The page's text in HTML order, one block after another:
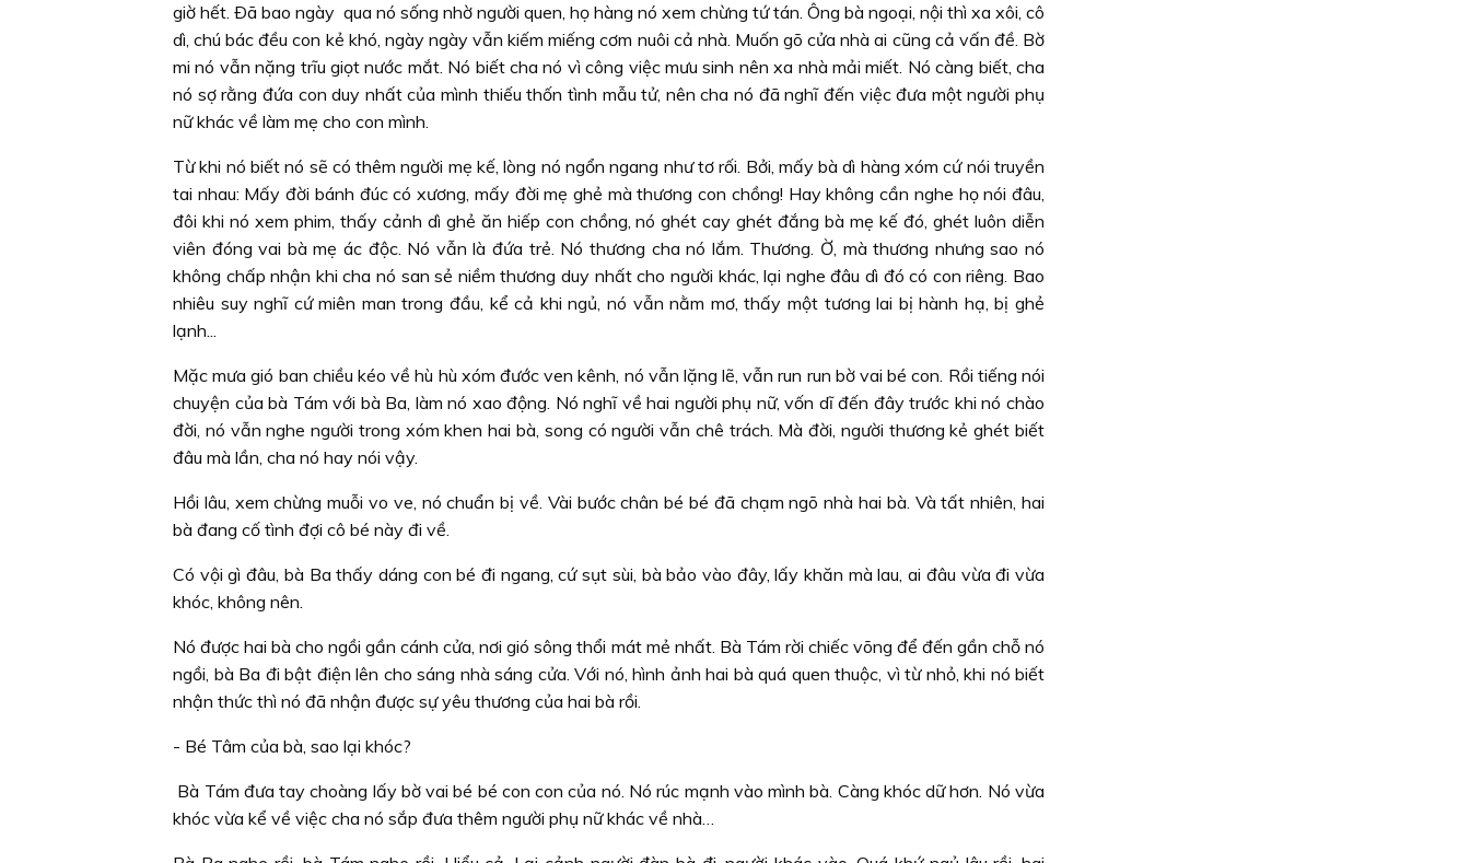
giờ hết. Ðã bao ngày qua nó sống nhờ người quen, họ hàng nó xem chừng tứ tán. Ông bà ngoại, nội thì xa xôi, cô
dì, chú bác đều con kẻ khó, ngày ngày vẫn kiếm miếng cơm nuôi cả nhà. Muốn gõ cửa nhà ai cũng cả vấn đề. Bờ
mi nó vẫn nặng trĩu giọt nước mắt. Nó biết cha nó vì công việc mưu sinh nên xa nhà mải miết. Nó càng biết, cha
nó sợ rằng đứa con duy nhất của mình thiếu thốn tình mẫu tử, nên cha nó đã nghĩ đến việc đưa một người phụ
nữ khác về làm mẹ cho con mình.
Từ khi nó biết nó sẽ có thêm người mẹ kế, lòng nó ngổn ngang như tơ rối. Bởi, mấy bà dì hàng xóm cứ nói truyền
tai nhau: Mấy đời bánh đúc có xương, mấy đời mẹ ghẻ mà thương con chồng! Hay không cần nghe họ nói đâu,
đôi khi nó xem phim, thấy cảnh dì ghẻ ăn hiếp con chồng, nó ghét cay ghét đắng bà mẹ kế đó, ghét luôn diễn
viên đóng vai bà mẹ ác độc. Nó vẫn là đứa trẻ. Nó thương cha nó lắm. Thương. Ờ, mà thương nhưng sao nó
không chấp nhận khi cha nó san sẻ niềm thương duy nhất cho người khác, lại nghe đâu dì đó có con riêng. Bao
nhiêu suy nghĩ cứ miên man trong đầu, kể cả khi ngủ, nó vẫn nằm mơ, thấy một tương lai bị hành hạ, bị ghẻ
lạnh...
Mặc mưa gió ban chiều kéo về hù hù xóm đước ven kênh, nó vẫn lặng lẽ, vẫn run run bờ vai bé con. Rồi tiếng nói
chuyện của bà Tám với bà Ba, làm nó xao động. Nó nghĩ về hai người phụ nữ, vốn dĩ đến đây trước khi nó chào
đời, nó vẫn nghe người trong xóm khen hai bà, song có người vẫn chê trách. Mà đời, người thương kẻ ghét biết
đâu mà lần, cha nó hay nói vậy.
Hồi lâu, xem chừng muỗi vo ve, nó chuẩn bị về. Vài bước chân bé bé đã chạm ngõ nhà hai bà. Và tất nhiên, hai
bà đang cố tình đợi cô bé này đi về.
Có vội gì đâu, bà Ba thấy dáng con bé đi ngang, cứ sụt sùi, bà bảo vào đây, lấy khăn mà lau, ai đâu vừa đi vừa
khóc, không nên.
Nó được hai bà cho ngồi gần cánh cửa, nơi gió sông thổi mát mẻ nhất. Bà Tám rời chiếc võng để đến gần chỗ nó
ngồi, bà Ba đi bật điện lên cho sáng nhà sáng cửa. Với nó, hình ảnh hai bà quá quen thuộc, vì từ nhỏ, khi nó biết
nhận thức thì nó đã nhận được sự yêu thương của hai bà rồi.
- Bé Tâm của bà, sao lại khóc?
Bà Tám đưa tay choàng lấy bờ vai bé bé con con của nó. Nó rúc mạnh vào mình bà. Càng khóc dữ hơn. Nó vừa
khóc vừa kể về việc cha nó sắp đưa thêm người phụ nữ khác về nhà…